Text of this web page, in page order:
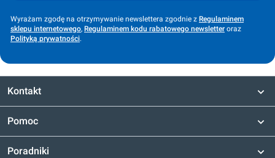
Wyrażam zgodę na otrzymywanie newslettera zgodnie z Regulaminem
sklepu internetowego, Regulaminem kodu rabatowego newsletter oraz
Polityką prywatności.
Kontakt
Pomoc
Poradniki